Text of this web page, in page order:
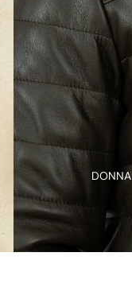
DONNA